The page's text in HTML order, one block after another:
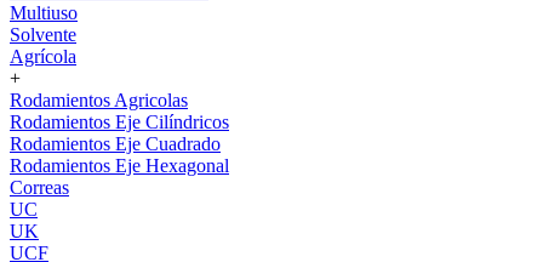
Multiuso
Solvente
Agrícola
+
Rodamientos Agricolas
Rodamientos Eje Cilíndricos
Rodamientos Eje Cuadrado
Rodamientos Eje Hexagonal
Correas
UC
UK
UCF